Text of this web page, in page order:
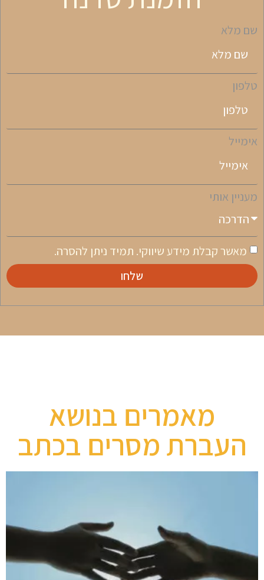
שם מלא
טלפון
אימייל
מעניין אותי
מאשר קבלת מידע שיווקי. תמיד ניתן להסרה.
שלחו
מאמרים בנושא
העברת מסרים בכתב